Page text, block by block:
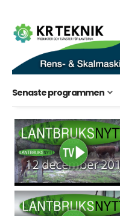
Senaste programmen